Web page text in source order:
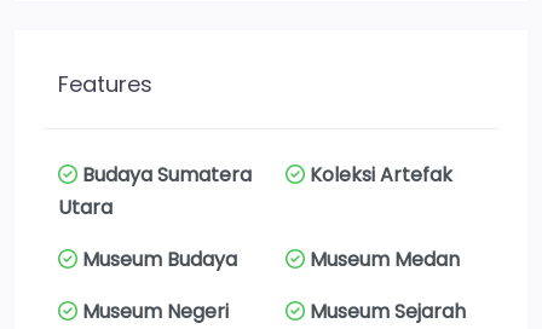
Features
Budaya Sumatera
Utara
Koleksi Artefak
Museum Budaya
Museum Medan
Museum Negeri
Museum Sejarah